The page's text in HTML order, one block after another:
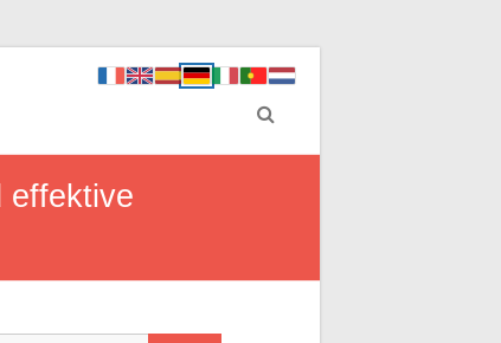
effektive